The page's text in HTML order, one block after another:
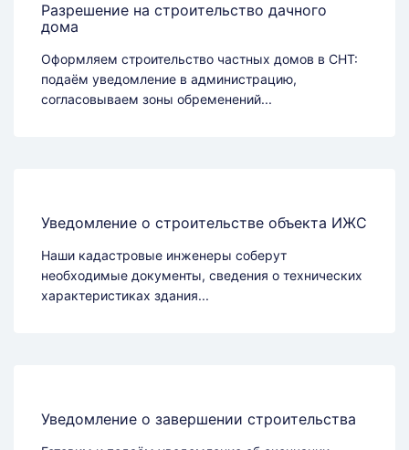
Разрешение на строительство дачного
дома
Оформляем строительство частных домов в СНТ:
подаём уведомление в администрацию,
согласовываем зоны обременений...
Уведомление о строительстве объекта ИЖС
Наши кадастровые инженеры соберут
необходимые документы, сведения о технических
характеристиках здания...
Уведомление о завершении строительства